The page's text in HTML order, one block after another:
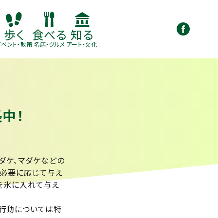
歩く
ント・散策
食べる
名店・グルメ
知る
アート・文化
！
ケ、マダケなどの
要に応じて与え
氷に入れて与え
動については特